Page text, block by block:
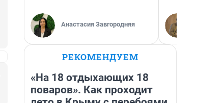
Анастасия Завгородняя
РЕКОМЕНДУЕМ
«На 18 отдыхающих 18
поваров». Как проходит